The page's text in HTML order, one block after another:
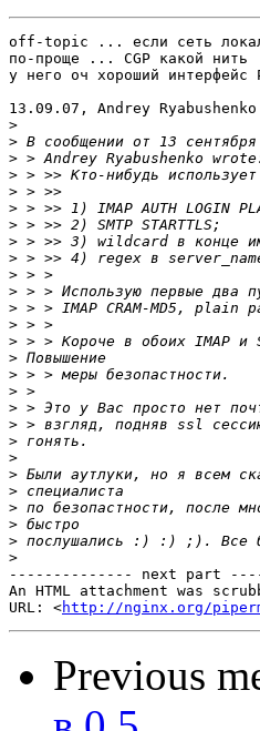
off-topic ... если сеть
по-проще ... CGP какой нить
у него оч хороший интерфейс
13.09.07, Andrey
>
>
>
>
>
>
>
>
>
>
>
>
>
>
>
>
>
>
>
>
>
>
>
>
>
>
>
-------------- next part
An HTML attachment was
URL: <http://nginx.org/
Previous